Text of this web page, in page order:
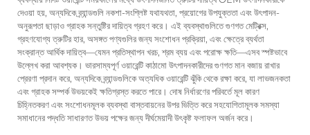
দেওয়া হয়, অন্যদিকে ব্র্যান্ডগুলি নকশা-সংশ্লিষ্ট যথাযথতা, প্রয়োগের উপযুক্ততা এবং উৎপাদন-
অনুরূপতা ছাড়াও গ্রাহক সন্তুষ্টির দায়িত্ব গ্রহণ করে। এই ব্যবস্থাগুলিতে গুণগত মেট্রিক্স,
গ্রহণযোগ্য ত্রুটির হার, অসঙ্গত পণ্যগুলির জন্য সংশোধন প্রক্রিয়া, এবং ক্ষেত্রে ব্যর্থতা
সংক্রান্ত আর্থিক দায়িত্ব—যেমন প্রতিস্থাপন খরচ, শ্রম ব্যয় এবং পরোক্ষ ক্ষতি—এসব স্পষ্টভাবে
উল্লেখ করা আবশ্যক। ভারসাম্যপূর্ণ ওয়ারেন্টি কাঠামো উৎপাদনকারীদের গুণগত মান বজায় রাখার
প্রেরণা প্রদান করে, অন্যদিকে ব্র্যান্ডগুলিকে অত্যধিক ওয়ারেন্টি ঝুঁকি থেকে রক্ষা করে, যা লাভজনকতা
এবং গ্রাহক সম্পর্ক উভয়কেই ক্ষতিগ্রস্ত করতে পারে। দোষ নির্ধারণের পরিবর্তে মূল কারণ
চিহ্নিতকরণ এবং সংশোধনমূলক ব্যবস্থা বাস্তবায়নের উপর ভিত্তি করে সহযোগিতামূলক সমস্যা
সমাধানের পদ্ধতি সাধারণত উভয় পক্ষের জন্য দীর্ঘমেয়াদী উৎকৃষ্ট ফলাফল অর্জন করে।